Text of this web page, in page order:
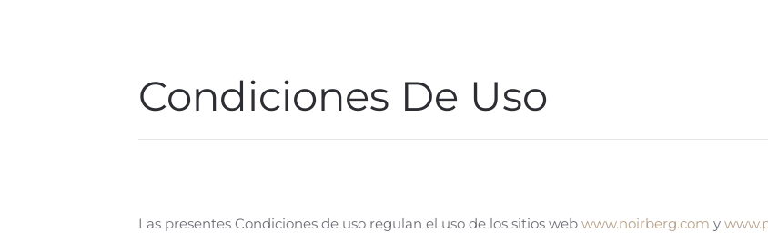
Condiciones De Uso
Las presentes Condiciones de uso regulan el uso de los sitios web www.noirberg.com y